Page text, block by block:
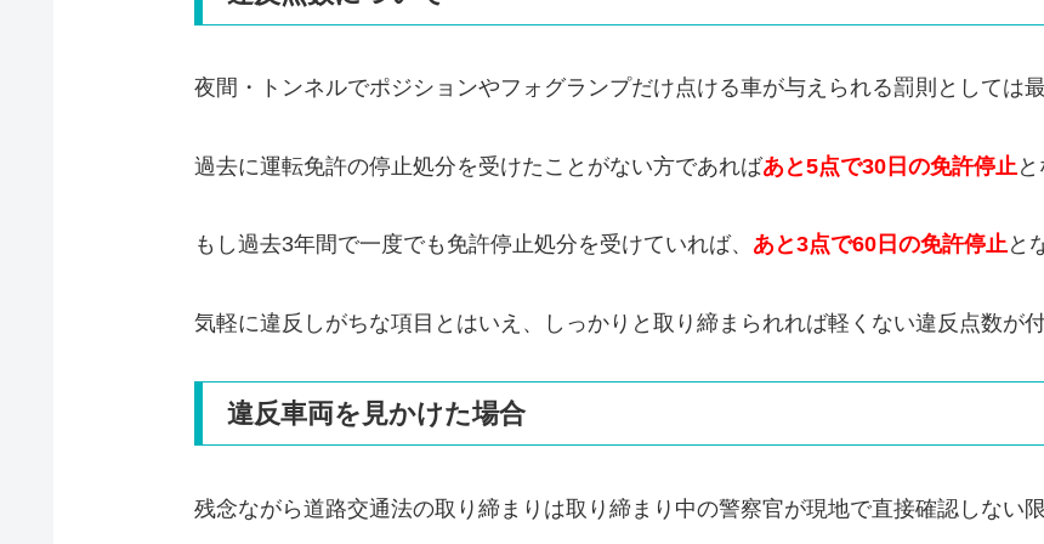
夜間・トンネルでポジションやフォグランプだけ点ける車が与えられる罰則としては
過去に運転免許の停止処分を受けたことがない方であればあと5点で30日の免許停止
もし過去3年間で一度でも免許停止処分を受けていれば、 あと3点で60日の免許停止と
気軽に違反しがちな項目とはいえ、しっかりと取り締まられれば軽くない違反点数が
違反車両を見かけた場合
残念ながら道路交通法の取り締まりは取り締まり中の警察官が現地で直接確認しない